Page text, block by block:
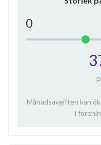
0
Månadsavgiften kan
i